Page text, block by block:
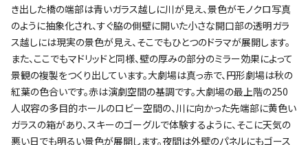
き出した橋の端部は青いガラス越しに川が見え、景色がモノクロ写真
のように抽象化され、すぐ脇の側壁に開いた小さな開口部の透明ガラ
ス越しには現実の景色が見え、そこでもひとつのドラマが展開します。
また、ここでもマドリッドと同様、壁の厚みの部分のミラー効果によって
景観の複製をつくり出しています。大劇場は真っ赤で、円形劇場は秋の
紅葉の色合いです。赤は演劇空間の基調です。大劇場の最上階の250
人収容の多目的ホールのロビー空間の、川に向かった先端部に黄色い
ガラスの箱があり、スキーのゴーグルで体験するように、そこに天気の
悪い日でも明るい景色が展開します。夜間は外壁のパネルにもゴース